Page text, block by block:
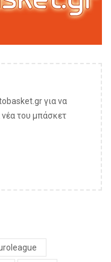
για να
νέα του μπάσκετ